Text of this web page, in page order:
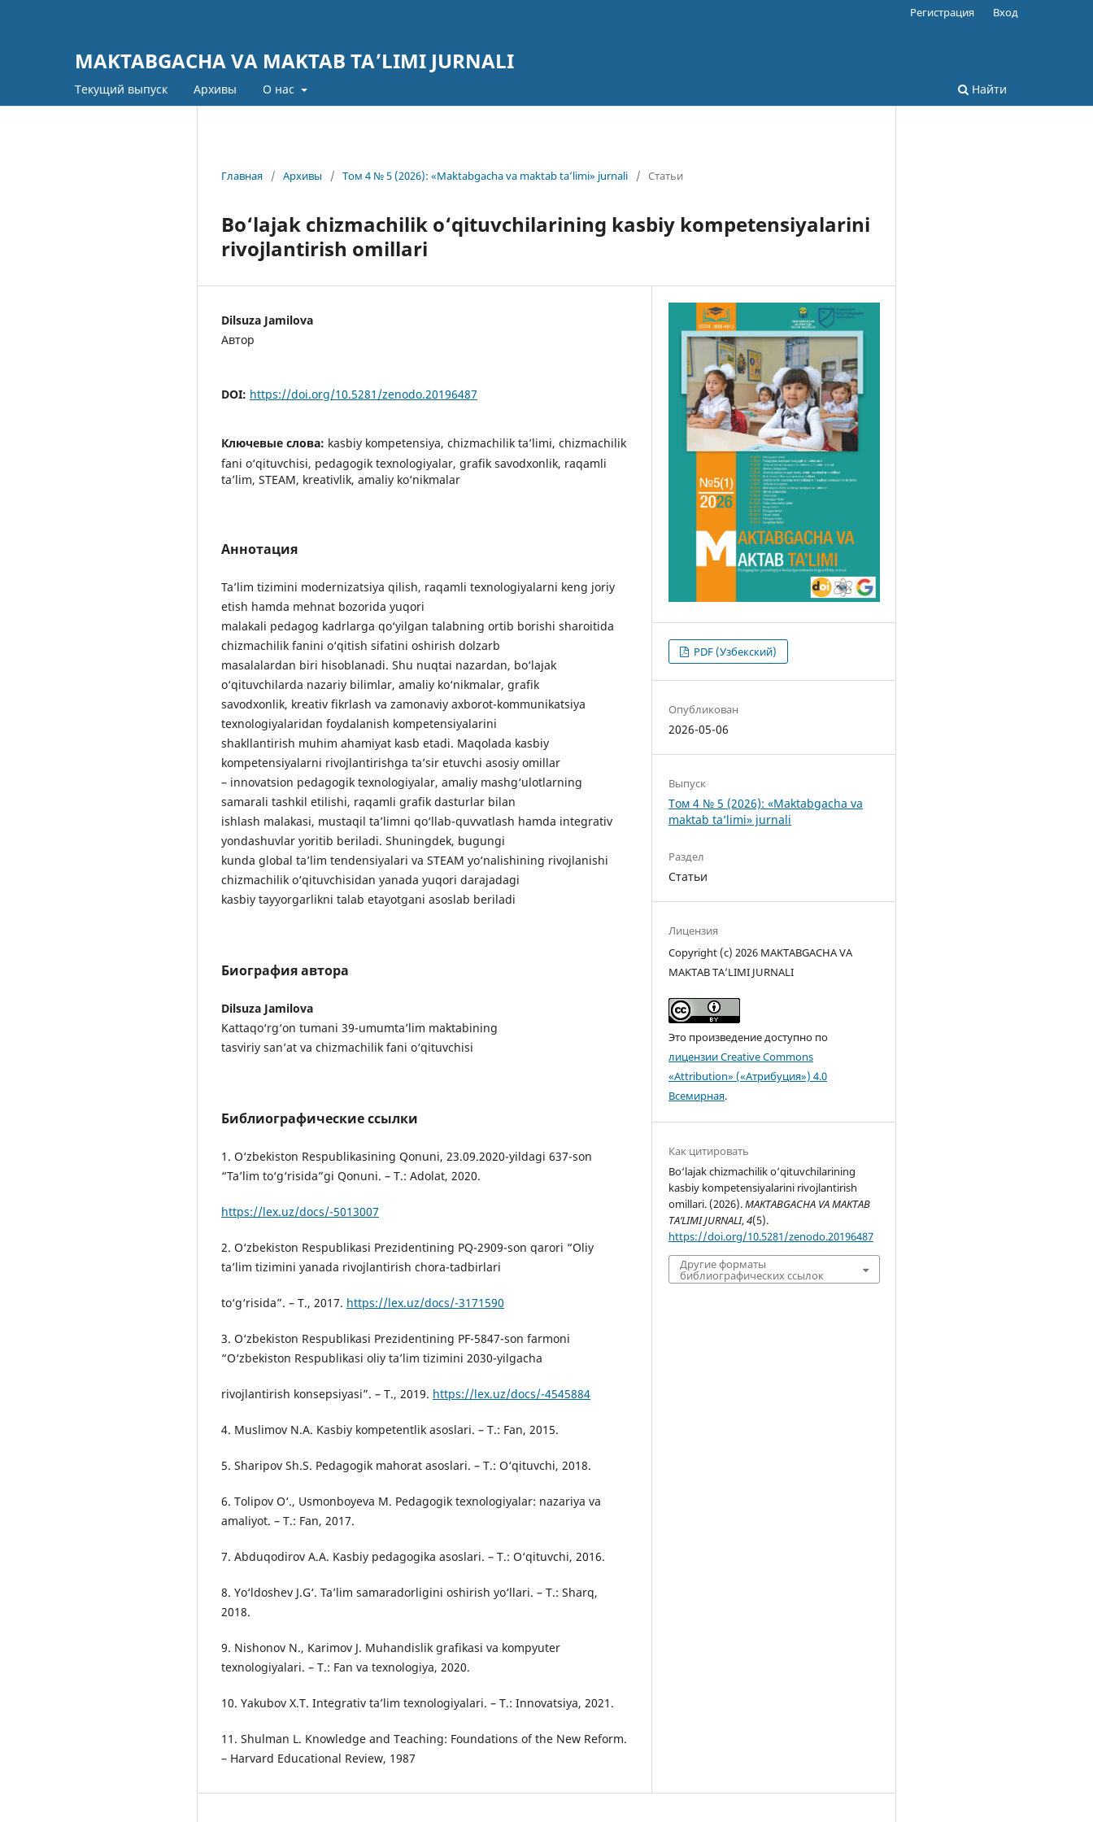
MAKTABGACHA VA MAKTAB TA’LIMI JURNALI
Текущий выпуск Архивы О нас Найти
Регистрация Вход
Главная / Архивы / Том 4 № 5 (2026): «Maktabgacha va maktab ta’limi» jurnali / Статьи
Bo‘lajak chizmachilik o‘qituvchilarining kasbiy kompetensiyalarini
rivojlantirish omillari
Dilsuza Jamilova
Автор
DOI: https://doi.org/10.5281/zenodo.20196487
Ключевые слова: kasbiy kompetensiya, chizmachilik ta’limi, chizmachilik
fani o‘qituvchisi, pedagogik texnologiyalar, grafik savodxonlik, raqamli
ta’lim, STEAM, kreativlik, amaliy ko‘nikmalar
Аннотация
Ta’lim tizimini modernizatsiya qilish, raqamli texnologiyalarni keng joriy
etish hamda mehnat bozorida yuqori
malakali pedagog kadrlarga qo‘yilgan talabning ortib borishi sharoitida
chizmachilik fanini o‘qitish sifatini oshirish dolzarb
masalalardan biri hisoblanadi. Shu nuqtai nazardan, bo‘lajak
o‘qituvchilarda nazariy bilimlar, amaliy ko‘nikmalar, grafik
savodxonlik, kreativ fikrlash va zamonaviy axborot-kommunikatsiya
texnologiyalaridan foydalanish kompetensiyalarini
shakllantirish muhim ahamiyat kasb etadi. Maqolada kasbiy
kompetensiyalarni rivojlantirishga ta’sir etuvchi asosiy omillar
– innovatsion pedagogik texnologiyalar, amaliy mashg‘ulotlarning
samarali tashkil etilishi, raqamli grafik dasturlar bilan
ishlash malakasi, mustaqil ta’limni qo‘llab-quvvatlash hamda integrativ
yondashuvlar yoritib beriladi. Shuningdek, bugungi
kunda global ta’lim tendensiyalari va STEAM yo‘nalishining rivojlanishi
chizmachilik o‘qituvchisidan yanada yuqori darajadagi
kasbiy tayyorgarlikni talab etayotgani asoslab beriladi
Биография автора
Dilsuza Jamilova
Kattaqo‘rg‘on tumani 39-umumta’lim maktabining
tasviriy san’at va chizmachilik fani o‘qituvchisi
Библиографические ссылки
1. O‘zbekiston Respublikasining Qonuni, 23.09.2020-yildagi 637-son
“Ta’lim to‘g‘risida”gi Qonuni. – T.: Adolat, 2020.
https://lex.uz/docs/-5013007
2. O‘zbekiston Respublikasi Prezidentining PQ-2909-son qarori “Oliy
ta’lim tizimini yanada rivojlantirish chora-tadbirlari
to‘g‘risida”. – T., 2017. https://lex.uz/docs/-3171590
3. O‘zbekiston Respublikasi Prezidentining PF-5847-son farmoni
“O‘zbekiston Respublikasi oliy ta’lim tizimini 2030-yilgacha
rivojlantirish konsepsiyasi”. – T., 2019. https://lex.uz/docs/-4545884
4. Muslimov N.A. Kasbiy kompetentlik asoslari. – T.: Fan, 2015.
5. Sharipov Sh.S. Pedagogik mahorat asoslari. – T.: O‘qituvchi, 2018.
6. Tolipov O‘., Usmonboyeva M. Pedagogik texnologiyalar: nazariya va
amaliyot. – T.: Fan, 2017.
7. Abduqodirov A.A. Kasbiy pedagogika asoslari. – T.: O‘qituvchi, 2016.
8. Yo‘ldoshev J.G‘. Ta’lim samaradorligini oshirish yo‘llari. – T.: Sharq,
2018.
9. Nishonov N., Karimov J. Muhandislik grafikasi va kompyuter
texnologiyalari. – T.: Fan va texnologiya, 2020.
10. Yakubov X.T. Integrativ ta’lim texnologiyalari. – T.: Innovatsiya, 2021.
11. Shulman L. Knowledge and Teaching: Foundations of the New Reform.
– Harvard Educational Review, 1987
PDF (Узбекский)
Опубликован
2026-05-06
Выпуск
Том 4 № 5 (2026): «Maktabgacha va
maktab ta’limi» jurnali
Раздел
Статьи
Лицензия
Copyright (c) 2026 MAKTABGACHA VA
MAKTAB TA’LIMI JURNALI
Это произведение доступно по
лицензии Creative Commons
«Attribution» («Атрибуция») 4.0
Всемирная.
Как цитировать
Bo‘lajak chizmachilik o‘qituvchilarining
kasbiy kompetensiyalarini rivojlantirish
omillari. (2026).MAKTABGACHA VA MAKTAB
TA’LIMI JURNALI,4(5).
https://doi.org/10.5281/zenodo.20196487
Другие форматы
библиографических ссылок